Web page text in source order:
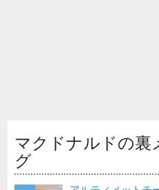
マクドナルドの裏
グ